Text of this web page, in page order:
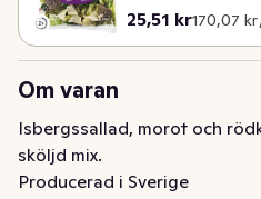
25,51 kr
Nuvarande pris
170,07 kr
Styckpris: 170,07
Om varan
Isbergssallad, morot och
sköljd mix.
Producerad i Sverige